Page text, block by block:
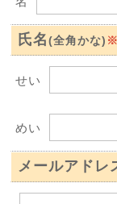
氏名(全角かな)
せい
めい
メールアドレ